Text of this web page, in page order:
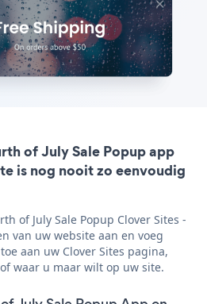
of July Sale Popup app
is nog nooit zo eenvoudig
of July Sale Popup Clover Sites -
van uw website aan en voeg
aan uw Clover Sites pagina,
waar u maar wilt op uw site.